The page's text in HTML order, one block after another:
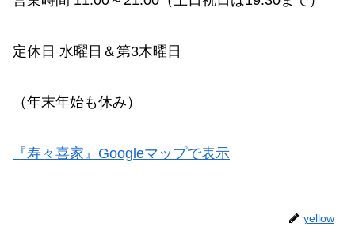
定休日 水曜日＆第3木曜日
（年末年始も休み）
『寿々喜家』Googleマップで表示
yellow